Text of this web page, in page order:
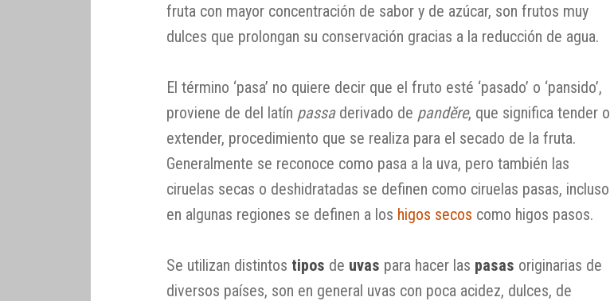
fruta con mayor concentración de sabor y de azúcar, son frutos muy
dulces que prolongan su conservación gracias a la reducción de agua.
El término ‘pasa’ no quiere decir que el fruto esté ‘pasado’ o ‘pansido’,
proviene de del latín passaderivado de pandĕre, que significa tender o
extender, procedimiento que se realiza para el secado de la fruta.
Generalmente se reconoce como pasa a la uva, pero también las
ciruelas secas o deshidratadas se definen como ciruelas pasas, incluso
en algunas regiones se definen a los higos secos como higos pasos.
Se utilizan distintos tipos de uvas para hacer las pasas originarias de
diversos países, son en general uvas con poca acidez, dulces, de